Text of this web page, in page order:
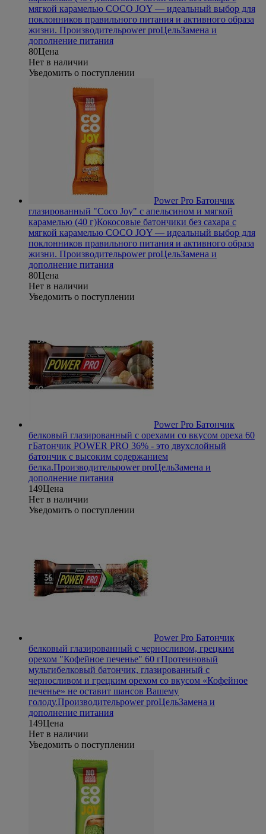
мягкой карамелью COCO JOY — идеальный выбор для
поклонников правильного питания и активного образа
жизни. Производительpower proЦельЗамена и
дополнение питания
80Цена
Нет в наличии
Уведомить о поступлении
Power Pro Батончик
глазированный "Coco Joy" с апельсином и мягкой
карамелью (40 г)Кокосовые батончики без сахара с
мягкой карамелью COCO JOY — идеальный выбор для
поклонников правильного питания и активного образа
жизни. Производительpower proЦельЗамена и
дополнение питания
80Цена
Нет в наличии
Уведомить о поступлении
Power Pro Батончик
белковый глазированный с орехами со вкусом ореха 60
гБатончик POWER PRO 36% - это двухслойный
батончик с высоким содержанием
белка.Производительpower proЦельЗамена и
дополнение питания
149Цена
Нет в наличии
Уведомить о поступлении
Power Pro Батончик
белковый глазированный с черносливом, грецким
орехом "Кофейное печенье" 60 гПротеиновый
мультибелковый батончик, глазированный с
черносливом и грецким орехом со вкусом «Кофейное
печенье» не оставит шансов Вашему
голоду.Производительpower proЦельЗамена и
дополнение питания
149Цена
Нет в наличии
Уведомить о поступлении